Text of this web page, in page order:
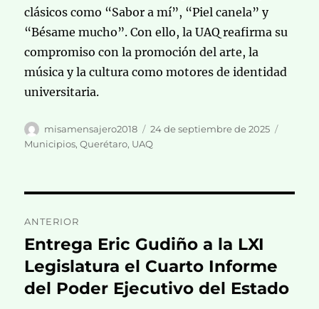
clásicos como “Sabor a mí”, “Piel canela” y
“Bésame mucho”. Con ello, la UAQ reafirma su
compromiso con la promoción del arte, la
música y la cultura como motores de identidad
universitaria.
Autor
misamensajero2018
Publicado
el
24 de septiembre de 2025
Municipios,Querétaro, UAQ
de
entradas
ANTERIOR
Entrada
anterior:
Entrega Eric Gudiño a la LXI
Legislatura el Cuarto Informe
del Poder Ejecutivo del Estado